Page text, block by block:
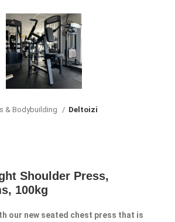
& Bodybuilding Deltoizi
Shoulder Press,
100kg
our new seated chest press that is